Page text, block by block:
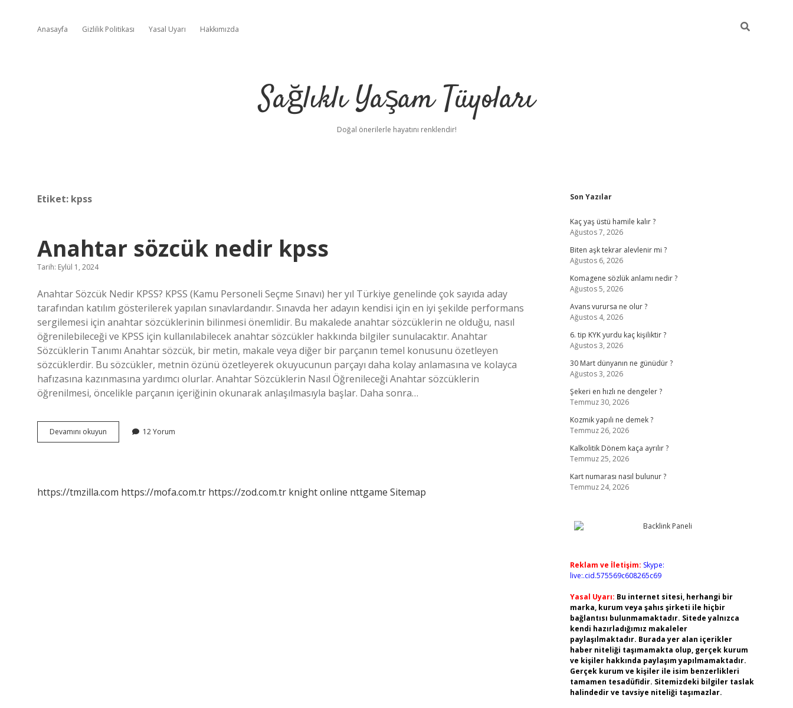
Anasayfa Gizlilik Politikası Yasal Uyarı Hakkımızda
Sağlıklı Yaşam Tüyoları
Doğal önerilerle hayatını renklendir!
Etiket: kpss
Anahtar sözcük nedir kpss
Tarih: Eylül 1, 2024
Anahtar Sözcük Nedir KPSS? KPSS (Kamu Personeli Seçme Sınavı) her yıl Türkiye genelinde çok sayıda aday
tarafından katılım gösterilerek yapılan sınavlardandır. Sınavda her adayın kendisi için en iyi şekilde performans
sergilemesi için anahtar sözcüklerinin bilinmesi önemlidir. Bu makalede anahtar sözcüklerin ne olduğu, nasıl
öğrenilebileceği ve KPSS için kullanılabilecek anahtar sözcükler hakkında bilgiler sunulacaktır. Anahtar
Sözcüklerin Tanımı Anahtar sözcük, bir metin, makale veya diğer bir parçanın temel konusunu özetleyen
sözcüklerdir. Bu sözcükler, metnin özünü özetleyerek okuyucunun parçayı daha kolay anlamasına ve kolayca
hafızasına kazınmasına yardımcı olurlar. Anahtar Sözcüklerin Nasıl Öğrenileceği Anahtar sözcüklerin
öğrenilmesi, öncelikle parçanın içeriğinin okunarak anlaşılmasıyla başlar. Daha sonra…
Devamını okuyun Anahtar
sözcük
12 Yorum
https://tmzilla.com https://mofa.com.tr https://zod.com.tr knight online nttgame Sitemap
Sidebar
Son Yazılar
Kaç yaş üstü hamile kalır ?
Ağustos 7, 2026
Biten aşk tekrar alevlenir mi ?
Ağustos 6, 2026
Komagene sözlük anlamı nedir ?
Ağustos 5, 2026
Avans vurursa ne olur ?
Ağustos 4, 2026
6. tip KYK yurdu kaç kişiliktir ?
Ağustos 3, 2026
30 Mart dünyanın ne günüdür ?
Ağustos 3, 2026
Şekeri en hızlı ne dengeler ?
Temmuz 30, 2026
Kozmik yapılı ne demek ?
Temmuz 26, 2026
Kalkolitik Dönem kaça ayrılır ?
Temmuz 25, 2026
Kart numarası nasıl bulunur ?
Temmuz 24, 2026
Reklam ve İletişim: Skype:
live:.cid.575569c608265c69
Yasal Uyarı: Bu internet sitesi, herhangi bir
marka, kurum veya şahıs şirketi ile hiçbir
bağlantısı bulunmamaktadır. Sitede yalnızca
kendi hazırladığımız makaleler
paylaşılmaktadır. Burada yer alan içerikler
haber niteliği taşımamakta olup, gerçek kurum
ve kişiler hakkında paylaşım yapılmamaktadır.
Gerçek kurum ve kişiler ile isim benzerlikleri
tamamen tesadüfidir. Sitemizdeki bilgiler taslak
halindedir ve tavsiye niteliği taşımazlar.